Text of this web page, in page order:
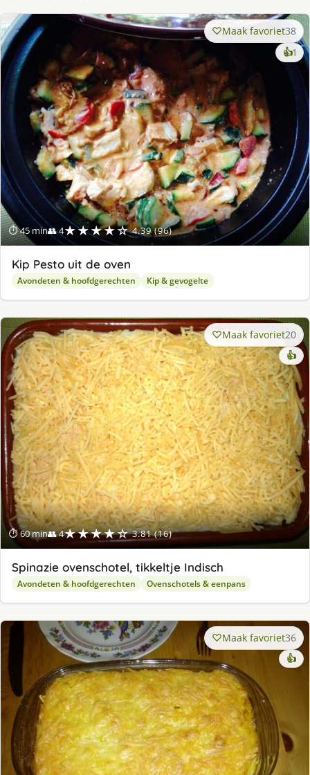
⏱ 45 min👥 4★★★★☆ 4.39 (96)
Maak favoriet38
👍1
Kip Pesto uit de oven
Avondeten & hoofdgerechten Kip & gevogelte
⏱ 60 min👥 4★★★★☆ 3.81 (16)
Maak favoriet20
👍
Spinazie ovenschotel, tikkeltje Indisch
Avondeten & hoofdgerechten Ovenschotels & eenpans
Maak favoriet36
👍